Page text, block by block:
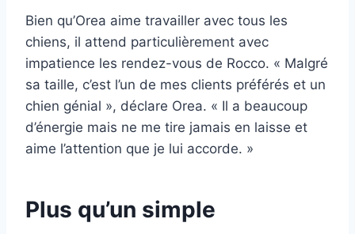
Bien qu’Orea aime travailler avec tous les
chiens, il attend particulièrement avec
impatience les rendez-vous de Rocco. « Malgré
sa taille, c’est l’un de mes clients préférés et un
chien génial », déclare Orea. « Il a beaucoup
d’énergie mais ne me tire jamais en laisse et
aime l’attention que je lui accorde. »
Plus qu’un simple